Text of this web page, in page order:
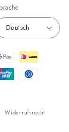
Deutsch
Widerrufsrecht